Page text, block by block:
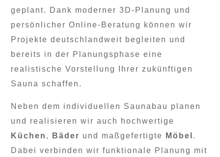
geplant. Dank moderner 3D-Planung und
persönlicher Online-Beratung können wir
Projekte deutschlandweit begleiten und
bereits in der Planungsphase eine
realistische Vorstellung Ihrer zukünftigen
Sauna schaffen.
Neben dem individuellen Saunabau planen
und realisieren wir auch hochwertige
Küchen , Bäder und maßgefertigte Möbel .
Dabei verbinden wir funktionale Planung mit